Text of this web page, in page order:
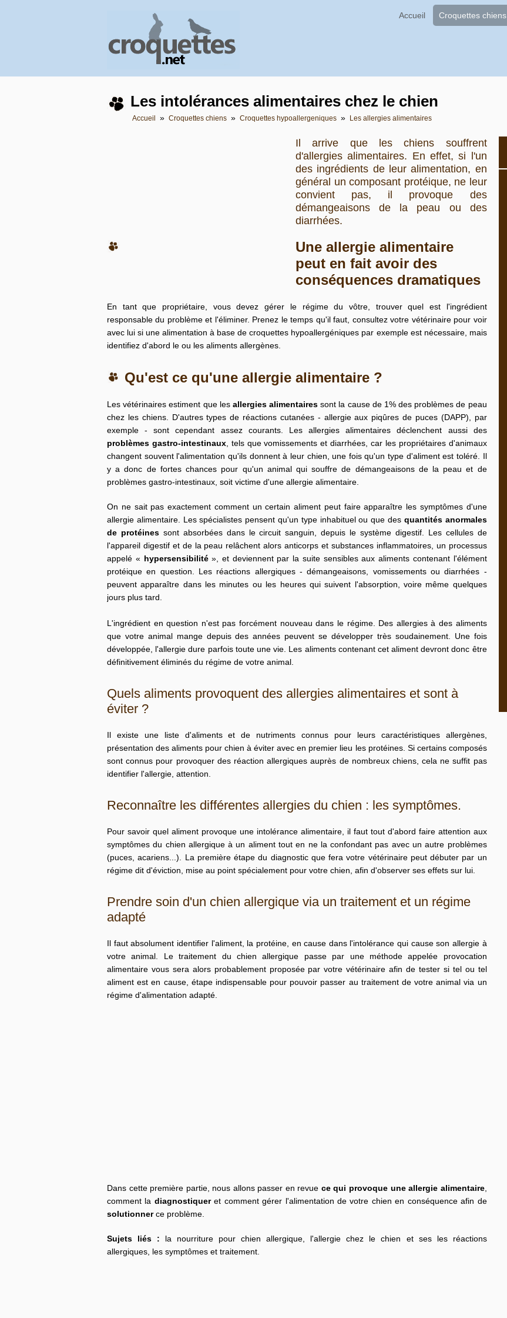
Accueil Croquettes chiens
Les intolérances alimentaires chez le chien
Accueil » Croquettes chiens » Croquettes hypoallergeniques » Les allergies alimentaires
Il arrive que les chiens souffrent
d'allergies alimentaires. En effet, si l'un
des ingrédients de leur alimentation, en
général un composant protéique, ne leur
convient pas, il provoque des
démangeaisons de la peau ou des
diarrhées.
Une allergie alimentaire
peut en fait avoir des
conséquences dramatiques
En tant que propriétaire, vous devez gérer le régime du vôtre, trouver quel est l'ingrédient
responsable du problème et l'éliminer. Prenez le temps qu'il faut, consultez votre vétérinaire pour voir
avec lui si une alimentation à base decroquettes hypoallergéniques par exemple est nécessaire, mais
identifiez d'abord le ou les aliments allergènes.
Qu'est ce qu'une allergie alimentaire ?
Les vétérinaires estiment que les allergies alimentaires sont la cause de 1% des problèmes de peau
chez les chiens. D'autres types de réactions cutanées - allergie aux piqûres de puces (DAPP), par
exemple - sont cependant assez courants. Les allergies alimentaires déclenchent aussi des
problèmes gastro-intestinaux, tels que vomissements et diarrhées, car les propriétaires d'animaux
changent souvent l'alimentation qu'ils donnent à leur chien, une fois qu'un type d'aliment est toléré. Il
y a donc de fortes chances pour qu'un animal qui souffre de démangeaisons de la peau et de
problèmes gastro-intestinaux, soit victime d'une allergie alimentaire.
On ne sait pas exactement comment un certain aliment peut faire apparaître les symptômes d'une
allergie alimentaire. Les spécialistes pensent qu'un type inhabituel ou que des quantités anormales
de protéinessont absorbées dans le circuit sanguin, depuis le système digestif. Les cellules de
l'appareil digestif et de la peau relâchent alors anticorps et substances inflammatoires, un processus
appelé « hypersensibilité», et deviennent par la suite sensibles aux aliments contenant l'élément
protéique en question. Les réactions allergiques - démangeaisons, vomissements ou diarrhées -
peuvent apparaître dans les minutes ou les heures qui suivent l'absorption, voire même quelques
jours plus tard.
L'ingrédient en question n'est pas forcément nouveau dans le régime. Des allergies à des aliments
que votre animal mange depuis des années peuvent se développer très soudainement. Une fois
développée, l'allergie dure parfois toute une vie. Les aliments contenant cet aliment devront donc être
définitivement éliminés du régime de votre animal.
Quels aliments provoquent des allergies alimentaires et sont à
éviter ?
Il existe une liste d'aliments et de nutriments connus pour leurs caractéristiques allergènes,
présentation desaliments pour chien à éviter avec en premier lieu les protéines. Si certains composés
sont connus pour provoquer des réaction allergiques auprès de nombreux chiens, cela ne suffit pas
identifier l'allergie, attention.
Reconnaître les différentes allergies du chien : les symptômes.
Pour savoir quel aliment provoque une intolérance alimentaire, il faut tout d'abord faire attention aux
symptômes du chien allergique à un alimenttout en ne la confondant pas avec un autre problèmes
(puces, acariens...). La première étape du diagnostic que fera votre vétérinaire peut débuter par un
régime dit d'éviction, mise au point spécialement pour votre chien, afin d'observer ses effets sur lui.
Prendre soin d'un chien allergique via un traitement et un régime
adapté
Il faut absolument identifier l'aliment, la protéine, en cause dans l'intolérance qui cause son allergie à
votre animal. Letraitement du chien allergique passe par une méthode appelée provocation
alimentaire vous sera alors probablement proposée par votre vétérinaire afin de tester si tel ou tel
aliment est en cause, étape indispensable pour pouvoir passer au traitement de votre animal via un
régime d'alimentation adapté.
Dans cette première partie, nous allons passer en revue ce qui provoque une allergie alimentaire,
comment la diagnostiqueret comment gérer l'alimentation de votre chien en conséquence afin de
solutionnerce problème.
Sujets liés : la nourriture pour chien allergique, l'allergie chez le chien et ses les réactions
allergiques, les symptômes et traitement.